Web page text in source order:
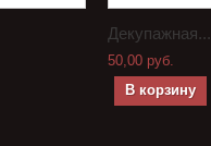
Декупажная...
50,00 руб.
В корзину